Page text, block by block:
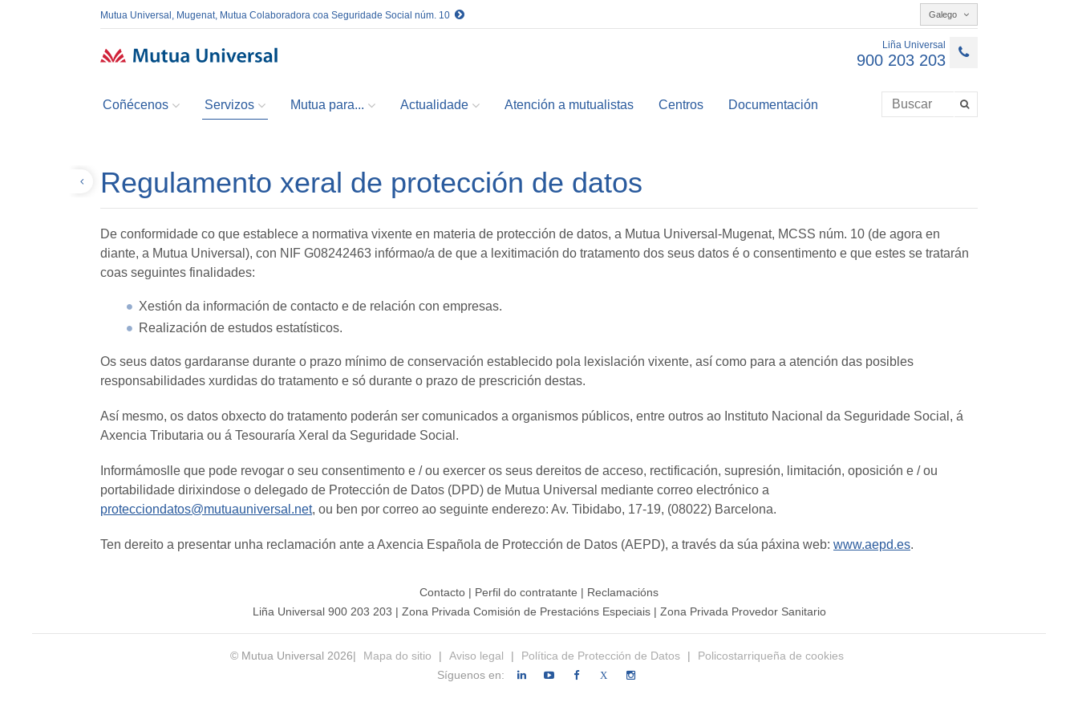
Mutua Universal, Mugenat, Mutua Colaboradora coa Seguridade Social núm. 10 Galego
Liña Universal
900 203 203
Coñécenos Servizos Mutua para... Actualidade Atención a mutualistas Centros Documentación
Regulamento xeral de protección de datos
De conformidade co que establece a normativa vixente en materia de protección de datos, a Mutua Universal-Mugenat, MCSS núm. 10 (de agora en
diante, a Mutua Universal), con NIF G08242463 infórmao/a de que a lexitimación do tratamento dos seus datos é o consentimento e que estes se tratarán
coas seguintes finalidades:
Xestión da información de contacto e de relación con empresas.
Realización de estudos estatísticos.
Os seus datos gardaranse durante o prazo mínimo de conservación establecido pola lexislación vixente, así como para a atención das posibles
responsabilidades xurdidas do tratamento e só durante o prazo de prescrición destas.
Así mesmo, os datos obxecto do tratamento poderán ser comunicados a organismos públicos, entre outros ao Instituto Nacional da Seguridade Social, á
Axencia Tributaria ou á Tesouraría Xeral da Seguridade Social.
Informámoslle que pode revogar o seu consentimento e / ou exercer os seus dereitos de acceso, rectificación, supresión, limitación, oposición e / ou
portabilidade dirixindose o delegado de Protección de Datos (DPD) de Mutua Universal mediante correo electrónico a
protecciondatos@mutuauniversal.net, ou ben por correo ao seguinte enderezo: Av. Tibidabo, 17-19, (08022) Barcelona.
Ten dereito a presentar unha reclamación ante a Axencia Española de Protección de Datos (AEPD), a través da súa páxina web: www.aepd.es.
Contacto | Perfil do contratante | Reclamacións
Liña Universal 900 203 203 | Zona Privada Comisión de Prestacións Especiais | Zona Privada Provedor Sanitario
© Mutua Universal 2026| Mapa do sitio | Aviso legal | Política de Protección de Datos |
Policostarriqueña de cookies
Síguenos en:
X